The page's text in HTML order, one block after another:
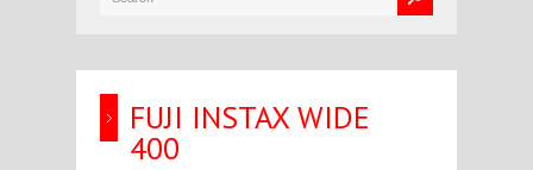
FUJI INSTAX WIDE
400